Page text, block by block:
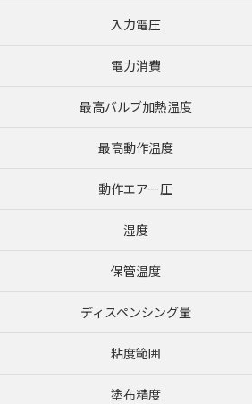
入力電圧
電力消費
最高バルブ加熱温度
最高動作温度
動作エアー圧
湿度
保管温度
ディスペンシング量
粘度範囲
塗布精度